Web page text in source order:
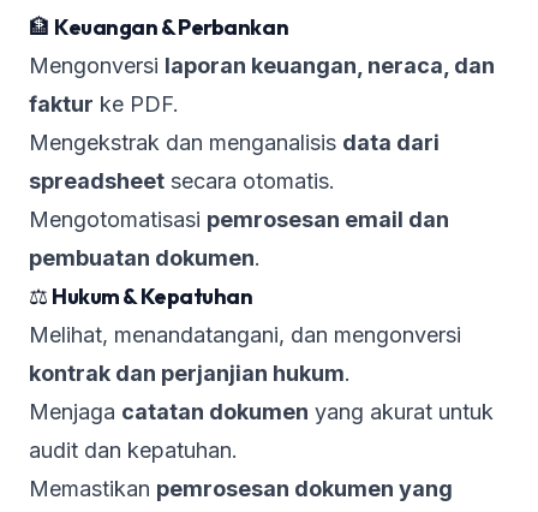
🏦 Keuangan & Perbankan
Mengonversi laporan keuangan, neraca, dan
faktur ke PDF.
Mengekstrak dan menganalisis data dari
spreadsheet secara otomatis.
Mengotomatisasi pemrosesan email dan
pembuatan dokumen.
⚖️ Hukum & Kepatuhan
Melihat, menandatangani, dan mengonversi
kontrak dan perjanjian hukum.
Menjaga catatan dokumen yang akurat untuk
audit dan kepatuhan.
Memastikan pemrosesan dokumen yang